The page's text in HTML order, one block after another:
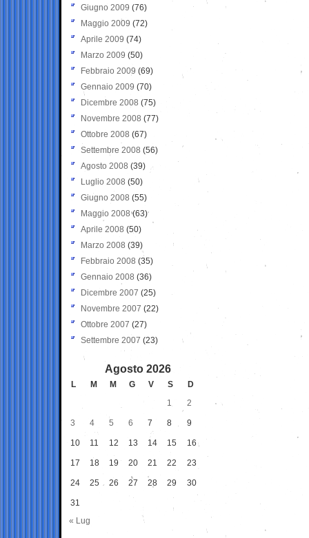
Giugno 2009 (76)
Maggio 2009 (72)
Aprile 2009 (74)
Marzo 2009 (50)
Febbraio 2009 (69)
Gennaio 2009 (70)
Dicembre 2008 (75)
Novembre 2008 (77)
Ottobre 2008 (67)
Settembre 2008 (56)
Agosto 2008 (39)
Luglio 2008 (50)
Giugno 2008 (55)
Maggio 2008(63)
Aprile 2008 (50)
Marzo 2008 (39)
Febbraio 2008 (35)
Gennaio 2008 (36)
Dicembre 2007 (25)
Novembre 2007 (22)
Ottobre 2007 (27)
Settembre 2007 (23)
Agosto 2026
L M M G V S
D
1
2
3 4 5 6 7 8 9
10 11 12 13 14 15 16
17 18 19 20 21 22 23
24 25 26 27 28 29 30
31
« Lug